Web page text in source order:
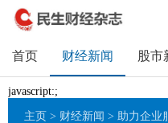
首页 财经新闻 股市
javascript:;
主页 > 财经新闻 > 助力企业服务